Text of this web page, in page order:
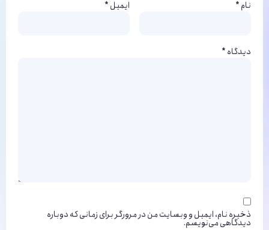
دیدگاه*
نام* ایمیل*
ذخیره نام، ایمیل و وبسایت من در مرورگر برای زمانی که دوباره
دیدگاهی می‌نویسم.